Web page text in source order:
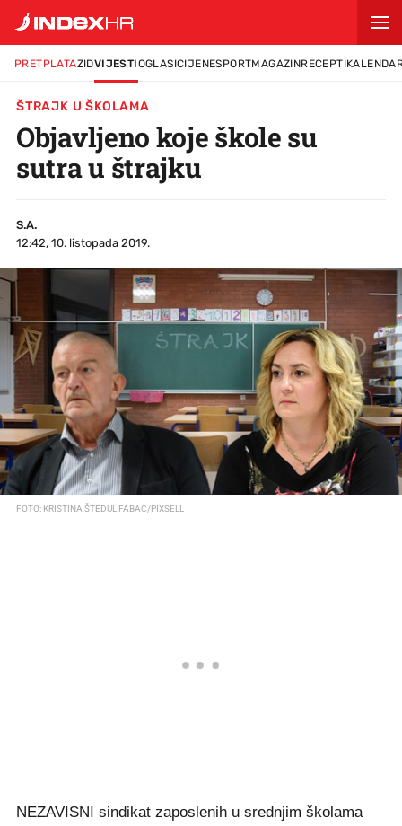
PRETPLATAZIDVIJESTIOGLASICIJENESPORTMAGAZINRECEPTI
ŠTRAJK U ŠKOLAMA
Objavljeno koje škole su
sutra u štrajku
S.A.
12:42, 10. listopada 2019.
FOTO: KRISTINA ŠTEDUL FABAC/PIXSELL
NEZAVISNI sindikat zaposlenih u srednjim školama